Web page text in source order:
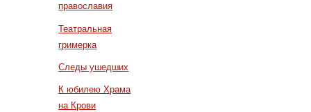
православия
Театральная
гримерка
Следы ушедших
К юбилею Храма
на Крови